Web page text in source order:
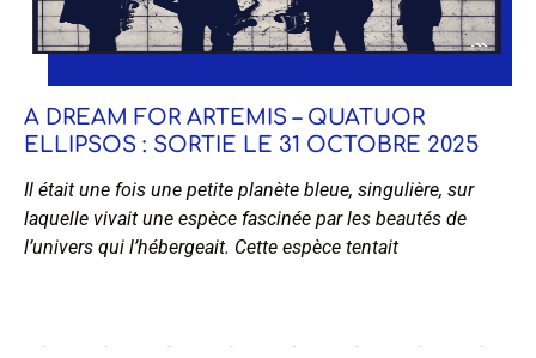
A DREAM FOR ARTEMIS – QUATUOR
ELLIPSOS : SORTIE LE 31 OCTOBRE 2025
Il était une fois une petite planète bleue, singulière, sur
laquelle vivait une espèce fascinée par les beautés de
l’univers qui l’hébergeait. Cette espèce tentait